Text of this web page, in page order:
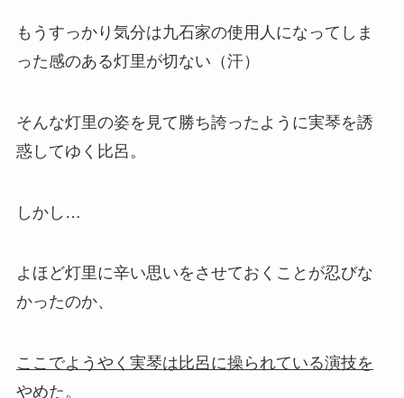
もうすっかり気分は九石家の使用人になってしま
った感のある灯里が切ない（汗）
そんな灯里の姿を見て勝ち誇ったように実琴を誘
惑してゆく比呂。
しかし…
よほど灯里に辛い思いをさせておくことが忍びな
かったのか、
ここでようやく実琴は比呂に操られている演技を
やめた。